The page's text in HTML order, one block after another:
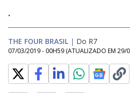
.
THE FOUR BRASIL | Do R7
07/03/2019 - 00H59 (ATUALIZADO EM 29/